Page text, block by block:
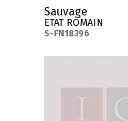
Sauvage
ETAT ROMAIN
S-FN18396